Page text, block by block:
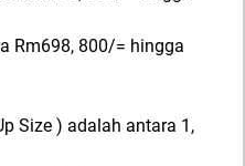
Rm698, 800/= hingga
Size ) adalah antara 1,